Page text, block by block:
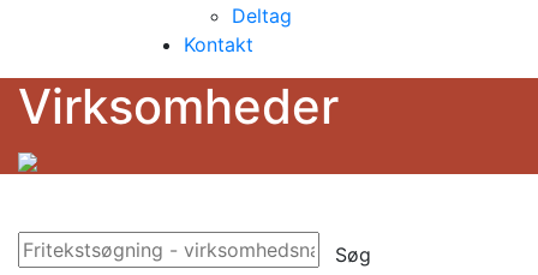
Deltag
Kontakt
Virksomheder
Søg